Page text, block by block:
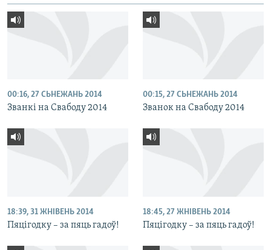
00:16, 27 СЬНЕЖАНЬ 2014
Званкі на Свабоду 2014
00:15, 27 СЬНЕЖАНЬ 2014
Званок на Свабоду 2014
18:39, 31 ЖНІВЕНЬ 2014
Пяцігодку – за пяць гадоў!
18:45, 27 ЖНІВЕНЬ 2014
Пяцігодку – за пяць гадоў!